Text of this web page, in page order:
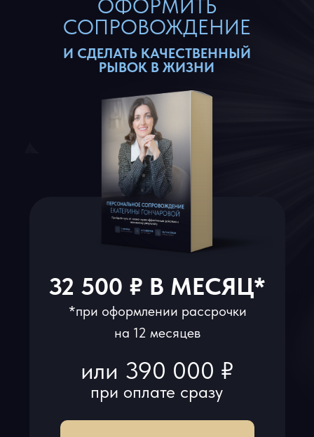
ОФОРМИТЬ
СОПРОВОЖДЕНИЕ
32 500 ₽ В МЕСЯЦ*
*при оформлении рассрочки
на 12 месяцев
И СДЕЛАТЬ КАЧЕСТВЕННЫЙ
РЫВОК В ЖИЗНИ
или 390 000 ₽
при оплате сразу